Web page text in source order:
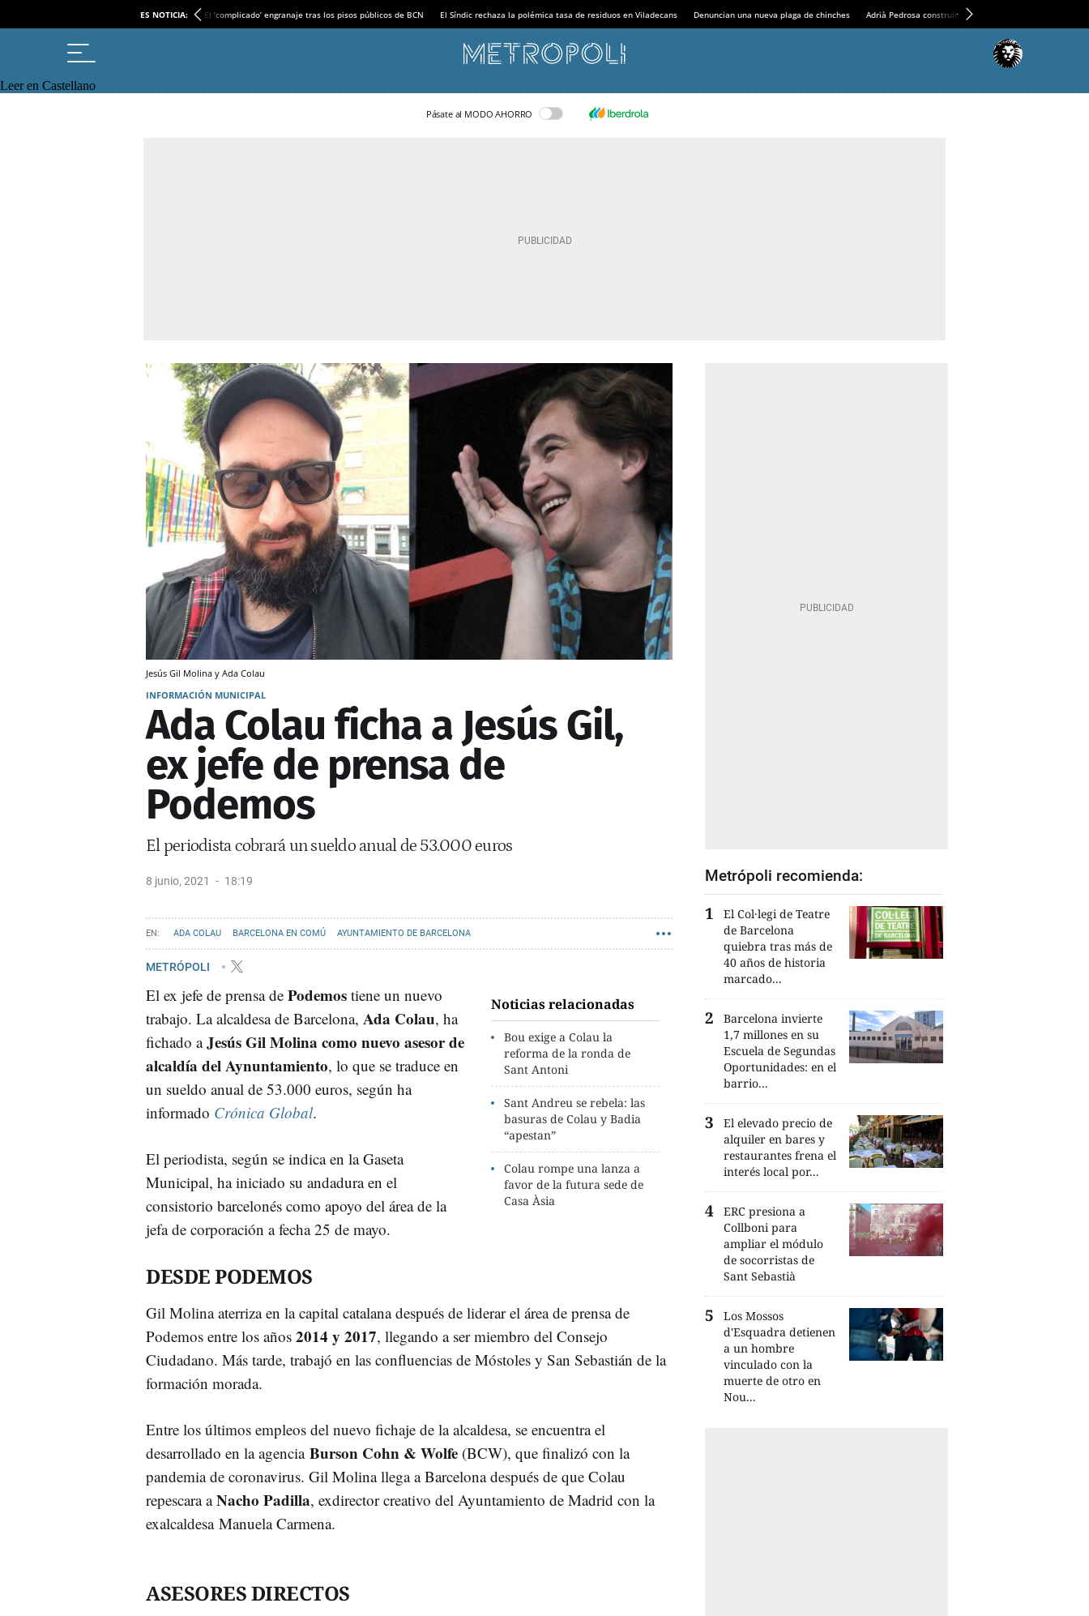
ES NOTICIA: El ‘complicado’ engranaje tras los pisos públicos de BCN El Síndic rechaza la polémica tasa de residuos en Viladecans Denuncian una nueva plaga de chinches Adrià Pedrosa construirá la nueva residencia en el
Leer en Castellano
Pásate al MODO AHORRO
Jesús Gil Molina y Ada Colau
INFORMACIÓN MUNICIPAL
Ada Colau ficha a Jesús Gil,
ex jefe de prensa de
Podemos
El periodista cobrará un sueldo anual de 53.000 euros
8 junio, 2021 18:19
ADA COLAU BARCELONA EN COMÚ AYUNTAMIENTO DE BARCELONA
METRÓPOLI
Noticias relacionadas
Bou exige a Colau la
reforma de la ronda de
Sant Antoni
Sant Andreu se rebela: las
basuras de Colau y Badia
“apestan”
Colau rompe una lanza a
favor de la futura sede de
Casa Àsia
El ex jefe de prensa de Podemos tiene un nuevo
trabajo. La alcaldesa de Barcelona, Ada Colau, ha
fichado aJesús Gil Molina como nuevo asesor de
alcaldía del Aynuntamiento, lo que se traduce en
un sueldo anual de 53.000 euros, según ha
informado Crónica Global.
El periodista, según se indica en la Gaseta
Municipal, ha iniciado su andadura en el
consistorio barcelonés como apoyo del área de la
jefa de corporación a fecha 25 de mayo.
DESDE PODEMOS
Gil Molina aterriza en la capital catalana después de liderar el área de prensa de
Podemos entre los años 2014 y 2017, llegando a ser miembro del Consejo
Ciudadano. Más tarde, trabajó en las confluencias de Móstoles y San Sebastián de la
formación morada.
Entre los últimos empleos del nuevo fichaje de la alcaldesa, se encuentra el
desarrollado en la agencia Burson Cohn & Wolfe (BCW), que finalizó con la
pandemia de coronavirus. Gil Molina llega a Barcelona después de que Colau
repescara aNacho Padilla, exdirector creativo del Ayuntamiento de Madrid con la
exalcaldesa Manuela Carmena.
ASESORES DIRECTOS
Metrópoli recomienda:
El Col·legi de Teatre
de Barcelona
quiebra tras más de
40 años de historia
marcado...
Barcelona invierte
1,7 millones en su
Escuela de Segundas
Oportunidades: en el
barrio...
El elevado precio de
alquiler en bares y
restaurantes frena el
interés local por...
ERC presiona a
Collboni para
ampliar el módulo
de socorristas de
Sant Sebastià
Los Mossos
d'Esquadra detienen
a un hombre
vinculado con la
muerte de otro en
Nou...